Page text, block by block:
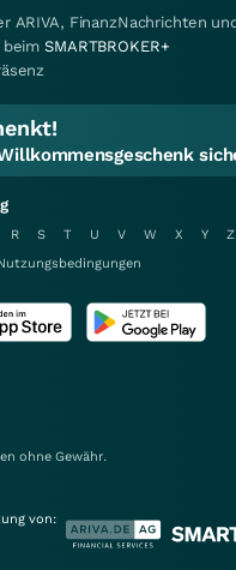
ARIVA, FinanzNachrichten
beimSMARTBROKER+
R S T U V W X Y
Z
ohne Gewähr.
von: